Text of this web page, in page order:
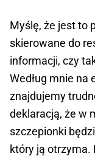
Myślę, że jest to
skierowane do
informacji, czy
Według mnie na
znajdujemy
deklaracją, że w
szczepionki
który ją otrzyma.